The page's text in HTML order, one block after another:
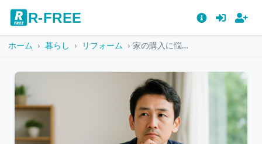
R-FREE
ホーム 暮らし リフォーム 家の購入に悩む男性のイメージカット